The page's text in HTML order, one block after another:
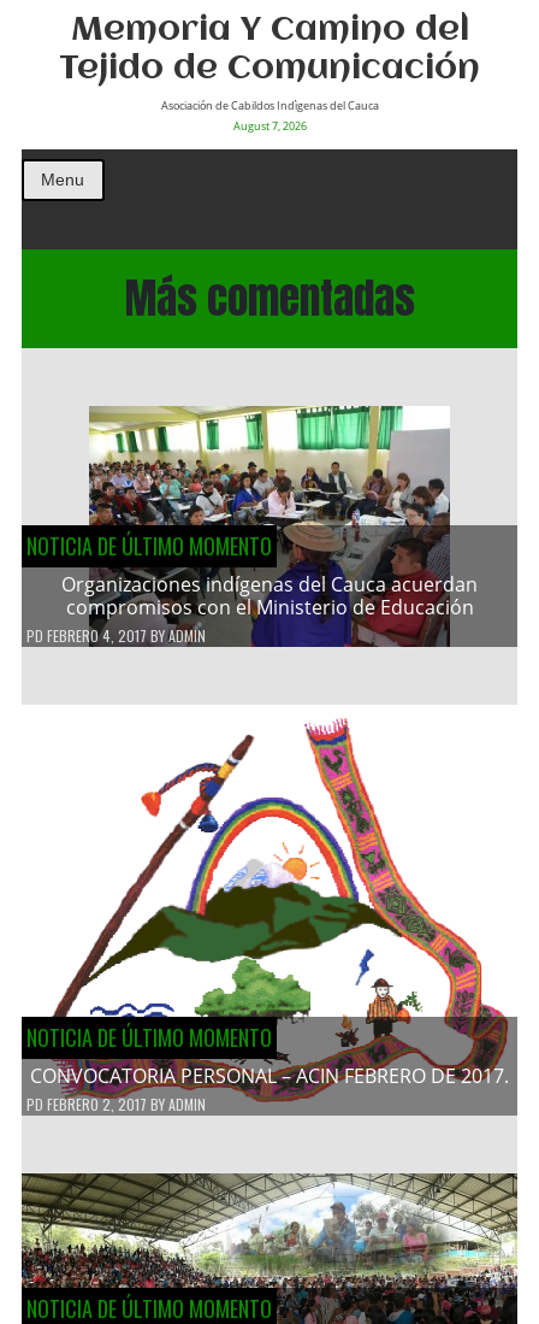
Memoria Y Camino del
Tejido de Comunicación
Asociación de Cabildos Indìgenas del Cauca
August 7, 2026
Menu
Más comentadas
NOTICIA DE ÚLTIMO MOMENTO
Organizaciones indígenas del Cauca acuerdan
compromisos con el Ministerio de Educación
PD FEBRERO 4, 2017 BYADMIN
NOTICIA DE ÚLTIMO MOMENTO
CONVOCATORIA PERSONAL – ACIN FEBRERO DE 2017.
PD FEBRERO 2, 2017 BYADMIN
NOTICIA DE ÚLTIMO MOMENTO